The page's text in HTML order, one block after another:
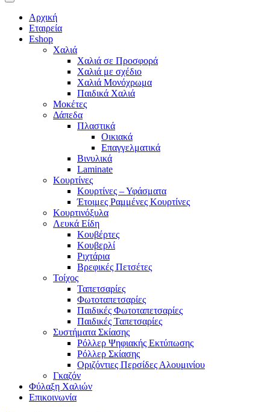
Αρχική
Εταιρεία
Eshop
Χαλιά
Χαλιά σε Προσφορά
Χαλιά με σχέδιο
Χαλιά Μονόχρωμα
Παιδικά Χαλιά
Μοκέτες
Δάπεδα
Πλαστικά
Οικιακά
Επαγγελματικά
Βινυλικά
Laminate
Κουρτίνες
Κουρτίνες – Υφάσματα
Έτοιμες Ραμμένες Κουρτίνες
Κουρτινόξυλα
Λευκά Είδη
Κουβέρτες
Κουβερλί
Ριχτάρια
Βρεφικές Πετσέτες
Τοίχος
Ταπετσαρίες
Φωτοταπετσαρίες
Παιδικές Φωτοταπετσαρίες
Παιδικές Ταπετσαρίες
Συστήματα Σκίασης
Ρόλλερ Ψηφιακής Εκτύπωσης
Ρόλλερ Σκίασης
Οριζόντιες Περσίδες Αλουμινίου
Γκαζόν
Φύλαξη Χαλιών
Επικοινωνία